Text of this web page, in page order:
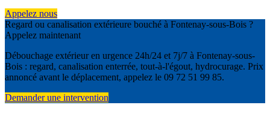
Appelez nous
Regard ou canalisation extérieure bouché à Fontenay-sous-Bois ?
Appelez maintenant
Débouchage extérieur en urgence 24h/24 et 7j/7 à Fontenay-sous-
Bois : regard, canalisation enterrée, tout-à-l'égout, hydrocurage. Prix
annoncé avant le déplacement, appelez le 09 72 51 99 85.
Demander une intervention